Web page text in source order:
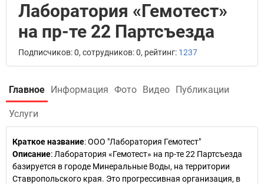
Лаборатория «Гемотест»
на пр-те 22 Партсъезда
Подписчиков: 0, сотрудников: 0, рейтинг: 1237
Главное Информация Фото Видео Публикации
Услуги
Краткое название:ООО "Лаборатория Гемотест"
Описание: Лаборатория «Гемотест» на пр-те 22 Партсъезда
базируется в городе Минеральные Воды, на территории
Ставропольского края. Это прогрессивная организация, в